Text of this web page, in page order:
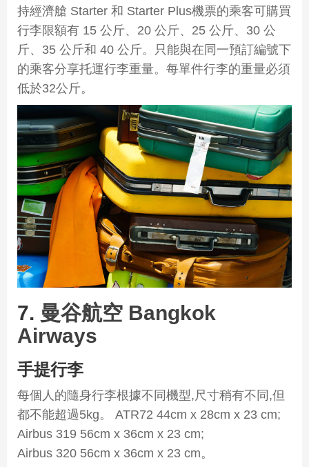
持經濟艙 Starter 和 Starter Plus機票的乘客可購買
行李限額有 15 公斤、20 公斤、25 公斤、30 公
斤、35 公斤和 40 公斤。只能與在同一預訂編號下
的乘客分享托運行李重量。每單件行李的重量必須
低於32公斤。
7. 曼谷航空 Bangkok
Airways
手提行李
每個人的隨身行李根據不同機型,尺寸稍有不同,但
都不能超過5kg。 ATR72 44cm x 28cm x 23 cm;
Airbus 319 56cm x 36cm x 23 cm;
Airbus 320 56cm x 36cm x 23 cm。